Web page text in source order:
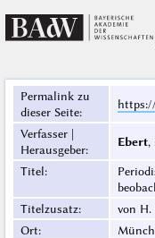
Permalink zu
dieser Seite:
Verfasser |
Herausgeber:
Ebert,
Titel:
Titelzusatz:
von H.
Ort: